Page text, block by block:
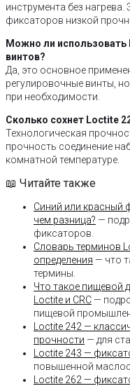
инструмента без
фиксаторов низкой
Можно ли использовать
винтов?
Да, это основное
регулировочные винты,
при необходимости.
Сколько сохнет Loctite
Технологическая
прочность соединение
комнатной температуре.
📖 Читайте также
Синий или красный
чем разница? —
фиксаторов.
Словарь терминов
определения — что
термины.
Что такое пищевой
Loctite и CRC—
пищевой
Loctite 242 —
прочности — для
Loctite 243 —
повышенной
Loctite 262 —